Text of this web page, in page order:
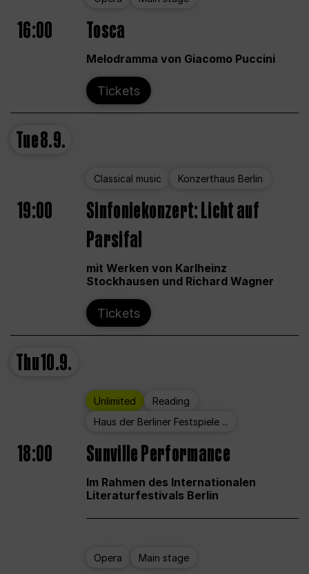
16:00 Tosca
Melodramma von Giacomo Puccini
Tickets
Tue8.9.
Classical music Konzerthaus Berlin
19:00
Sinfoniekonzert: Licht auf
Parsifal
mit Werken von Karlheinz
Stockhausen und Richard Wagner
Tickets
Thu10.9.
Unlimited
Reading
Haus der Berliner Festspiele ...
18:00 Sunville Performance
Im Rahmen des Internationalen
Literaturfestivals Berlin
Opera Main stage